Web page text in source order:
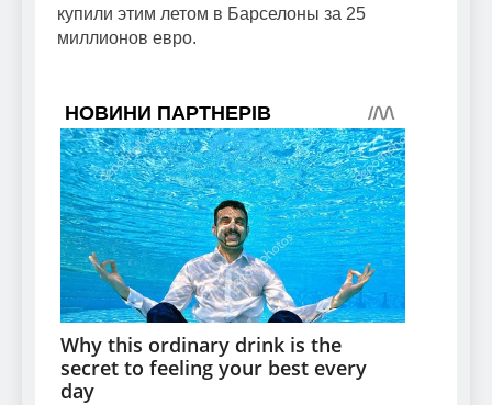
купили этим летом в Барселоны за 25
миллионов евро.